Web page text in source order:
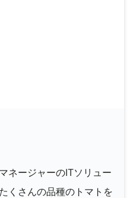
ネージャーのITソリュー
くさんの品種のトマトを